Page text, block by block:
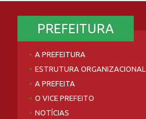
PREFEITURA
A PREFEITURA
ESTRUTURA ORGANIZACIONAL
A PREFEITA
O VICE PREFEITO
NOTÍCIAS